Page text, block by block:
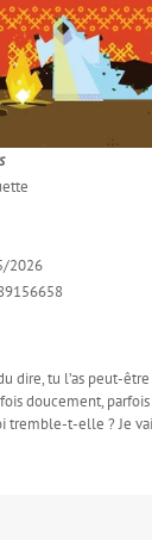
2026
dire, tu l’as peut-
doucement,
tremble-t-elle ? Je